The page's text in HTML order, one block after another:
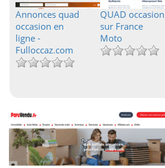
Annonces quad
occasion en
ligne -
Fulloccaz.com
QUAD occasion
sur France
Moto